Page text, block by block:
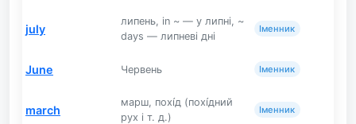
july
липень, in ~ — у липні, ~
days — липневі дні
Іменник
June Червень Іменник
march
марш, похі́д (похі́дний
рух і т. д.)
Іменник